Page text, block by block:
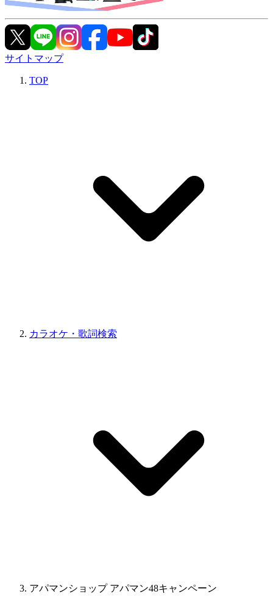
サイトマップ
TOP
カラオケ・歌詞検索
アパマンショップ アパマン48キャンペーン